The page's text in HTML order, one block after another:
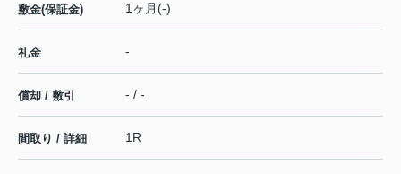
敷金(保証金) 1ヶ月(-)
礼金 -
償却 / 敷引 - / -
間取り / 詳細 1R